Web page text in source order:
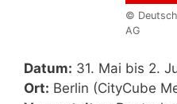
©
AG
Datum: 31. Mai bis 2.
Ort: Berlin (CityCube